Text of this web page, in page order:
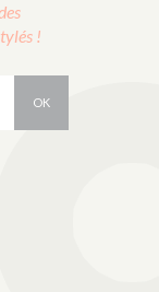
!
OK